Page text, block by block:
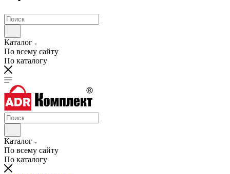
Каталог
По всему сайту
По каталогу
Каталог
По всему сайту
По каталогу